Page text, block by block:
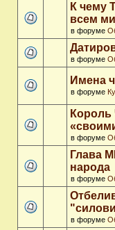
К чему
всем
в форуме
в форуме
Имена
в форуме
Король
в форуме
Глава
народа
в форуме
в форуме